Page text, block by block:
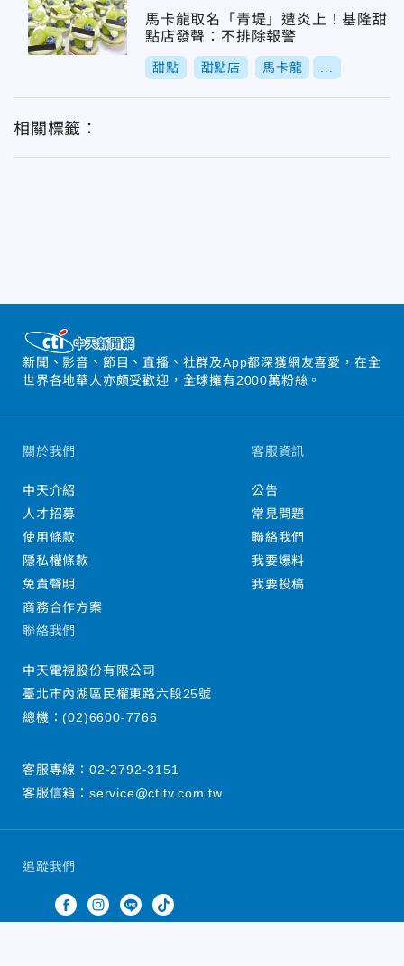
馬卡龍取名「青堤」遭炎上！基隆甜
點店發聲：不排除報警
甜點 甜點店 馬卡龍
相關標籤：
新聞、影音、節目、直播、社群及App都深獲網友喜愛，在全
世界各地華人亦頗受歡迎，全球擁有2000萬粉絲。
追蹤我們
關於我們
中天介紹
人才招募
使用條款
隱私權條款
免責聲明
商務合作方案
客服資訊
公告
常見問題
聯絡我們
我要爆料
我要投稿
聯絡我們
中天電視股份有限公司
臺北市內湖區民權東路六段25號
總機：(02)6600-7766
客服專線： 02-2792-3151
客服信箱： service@ctitv.com.tw